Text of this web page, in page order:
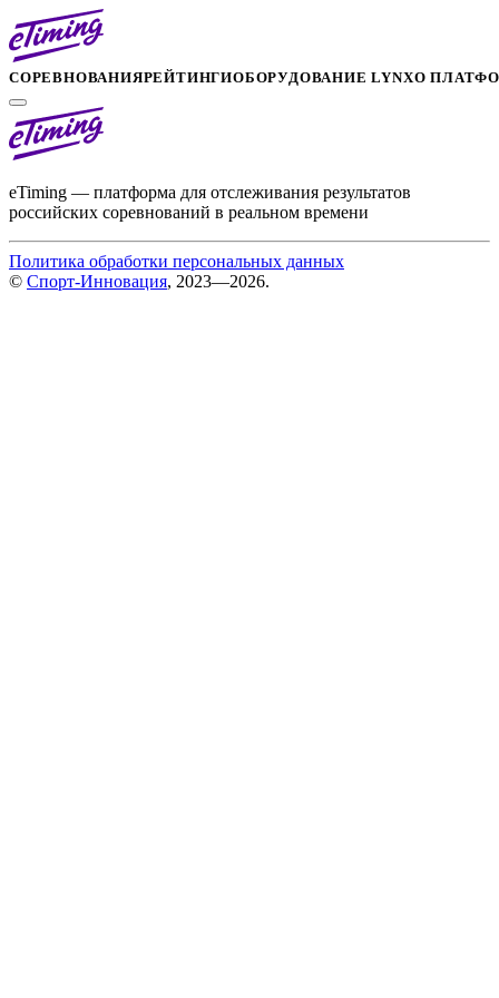
СОРЕВНОВАНИЯРЕЙТИНГИОБОРУДОВАНИЕ LYNXО
eTiming — платформа для отслеживания результатов
российских соревнований в реальном времени
Политика обработки персональных данных
© Спорт-Инновация, 2023—2026.